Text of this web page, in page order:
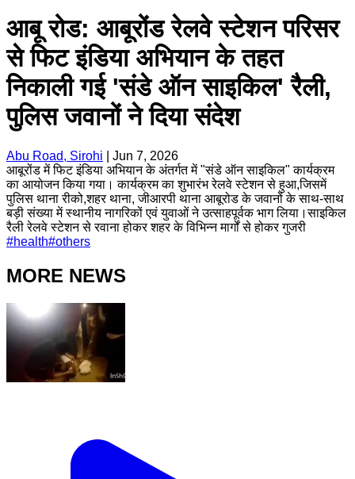
आबू रोड: आबूरोंड रेलवे स्टेशन परिसर
से फिट इंडिया अभियान के तहत
निकाली गई 'संडे ऑन साइकिल' रैली,
पुलिस जवानों ने दिया संदेश
Abu Road, Sirohi
Jun 7, 2026
आबूरोंड में फिट इंडिया अभियान के अंतर्गत में "संडे ऑन साइकिल" कार्यक्रम
का आयोजन किया गया। कार्यक्रम का शुभारंभ रेलवे स्टेशन से हुआ,जिसमें
पुलिस थाना रीको,शहर थाना, जीआरपी थाना आबूरोड के जवानों के साथ-साथ
बड़ी संख्या में स्थानीय नागरिकों एवं युवाओं ने उत्साहपूर्वक भाग लिया।साइकिल
रैली रेलवे स्टेशन से रवाना होकर शहर के विभिन्न मार्गों से होकर गुजरी
#health#others
MORE NEWS